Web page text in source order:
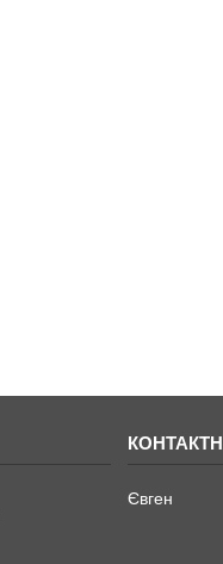
Євген